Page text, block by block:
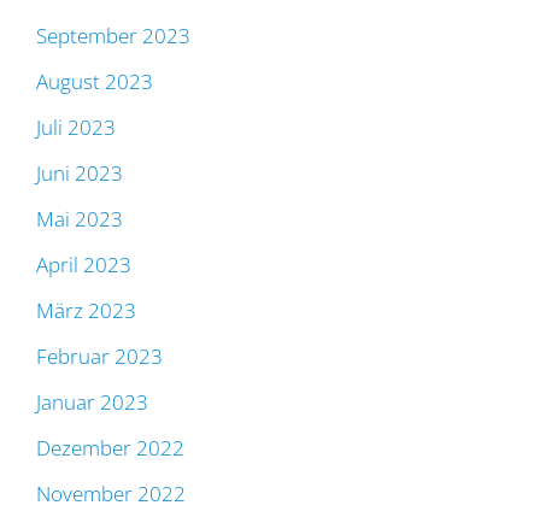
September 2023
August 2023
Juli 2023
Juni 2023
Mai 2023
April 2023
März 2023
Februar 2023
Januar 2023
Dezember 2022
November 2022